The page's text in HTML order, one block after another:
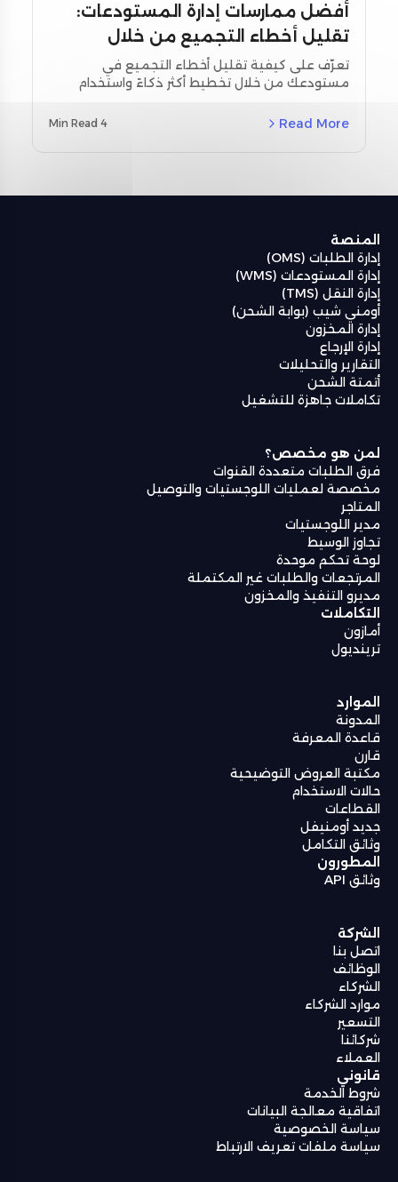
أفضل ممارسات إدارة المستودعات:
تقليل أخطاء التجميع من خلال
تحسين التخطيط واستخدام أدوات
المسح
تعرّف على كيفية تقليل أخطاء التجميع في
مستودعك من خلال تخطيط أكثر ذكاءً واستخدام
مخصصة لمنطقة الشرق الأوسط وشمال أفريقيا
المستودعات من أومنيفل (Omniful WMS).
Read More
4 Min Read
المنصة
إدارة الطلبات (OMS)
إدارة المستودعات (WMS)
إدارة النقل (TMS)
أومني شيب (بوابة الشحن)
إدارة المخزون
إدارة الإرجاع
التقارير والتحليلات
أتمتة الشحن
تكاملات جاهزة للتشغيل
لمن هو مخصص؟
فرق الطلبات متعددة القنوات
مخصصة لعمليات اللوجستيات والتوصيل
المتاجر
مدير اللوجستيات
تجاوز الوسيط
لوحة تحكم موحدة
المرتجعات والطلبات غير المكتملة
مديرو التنفيذ والمخزون
التكاملات
أمازون
ترينديول
الموارد
المدونة
قاعدة المعرفة
قارن
مكتبة العروض التوضيحية
حالات الاستخدام
القطاعات
جديد أومنيفل
وثائق التكامل
المطورون
وثائق API
الشركة
اتصل بنا
الوظائف
الشركاء
موارد الشركاء
التسعير
شركائنا
العملاء
قانوني
شروط الخدمة
اتفاقية معالجة البيانات
سياسة الخصوصية
سياسة ملفات تعريف الارتباط